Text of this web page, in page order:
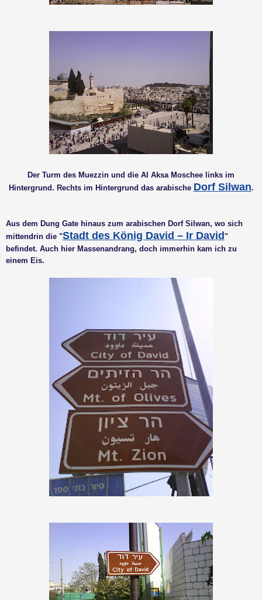
Der Turm des Muezzin und die Al Aksa Moschee links im
Hintergrund. Rechts im Hintergrund das arabische Dorf Silwan.
Aus dem Dung Gate hinaus zum arabischen Dorf Silwan, wo sich
mittendrin die "Stadt des König David – Ir David"
befindet. Auch hier Massenandrang, doch immerhin kam ich zu
einem Eis.